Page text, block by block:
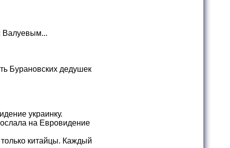
Валуевым...
Бурановских дедушек
украинку.
на Евровидение
китайцы. Каждый